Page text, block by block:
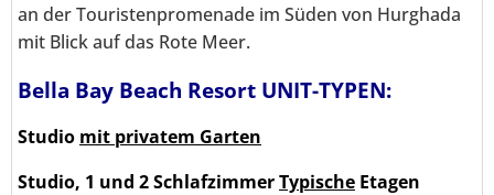
an der Touristenpromenade im Süden von Hurghada
mit Blick auf das Rote Meer.
Bella Bay Beach Resort UNIT-TYPEN:
Studio mit privatem Garten
Studio, 1 und 2 SchlafzimmerTypische Etagen